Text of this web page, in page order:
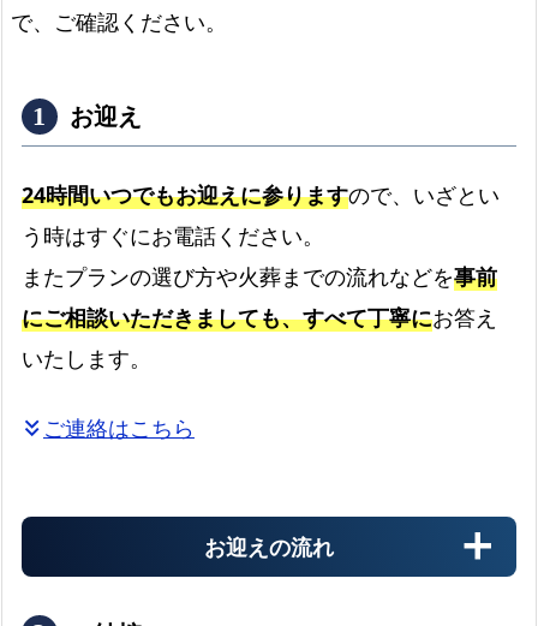
で、ご確認ください。
お迎え
24時間いつでもお迎えに参りますので、いざとい
う時はすぐにお電話ください。
またプランの選び方や火葬までの流れなどを事前
にご相談いただきましても、すべて丁寧にお答え
いたします。
keyboard_double_arrow_downご連絡はこちら
お迎えの流れ